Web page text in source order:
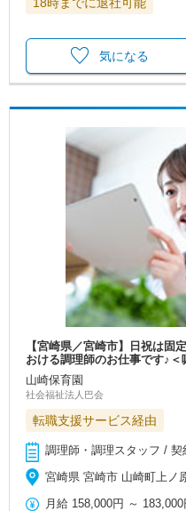
気になる
【宮崎県／宮崎市】日祝は
おける調理師のお仕事です♪＜
山崎保育園
社会福祉法人巴会
転職支援サービス経由
調理師・調理スタッフ / 契
宮崎県 宮崎市 山崎町上ノ
月給 158,000円 ～ 183,000